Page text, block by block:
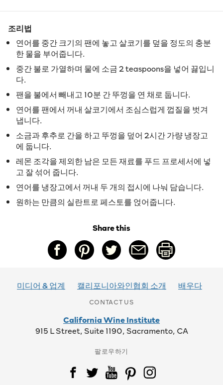
조리법
연어를 중간 크기의 팬에 놓고 살코기를 덮을 정도의 충분
한 물을 부어줍니다.
중간 불로 가열하며 물에 소금 2 teaspoons을 넣어 끓입니
다.
팬을 불에서 빼내고 10분 간 뚜껑을 연 채로 둡니다.
연어를 팬에서 꺼내 살코기에서 조심스럽게 껍질을 벗겨
냅니다.
소금과 후추로 간을 하고 뚜껑을 덮어 2시간 가량 냉장고
에 둡니다.
레몬 조각을 제외한 남은 모든 재료를 푸드 프로세서에 넣
고 잘 섞어 줍니다.
연어를 냉장고에서 꺼내 두 개의 접시에 나눠 담습니다.
원하는 만큼의 실란트로 페스토를 얹어줍니다.
Share this
미디어 & 업계 캘리포니아와인협회 소개 배우다
CONTACT US
California Wine Institute
915 L Street, Suite 1190, Sacramento, CA
팔로우하기